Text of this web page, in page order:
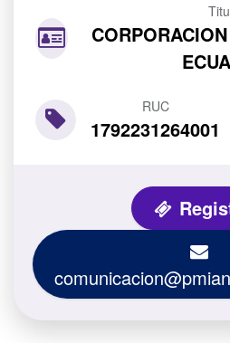
RUC
1792231264001